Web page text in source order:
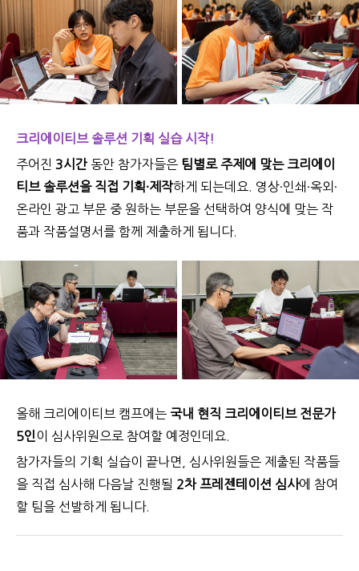
크리에이티브 솔루션 기획 실습 시작!
주어진 3시간 동안 참가자들은 팀별로 주제에 맞는 크리에이
티브 솔루션을 직접 기획·제작하게 되는데요. 영상·인쇄·옥외·
온라인 광고 부문 중 원하는 부문을 선택하여 양식에 맞는 작
품과 작품설명서를 함께 제출하게 됩니다.
올해 크리에이티브 캠프에는 국내 현직 크리에이티브 전문가
5인이 심사위원으로 참여할 예정인데요.
참가자들의 기획 실습이 끝나면, 심사위원들은 제출된 작품들
을 직접 심사해 다음날 진행될 2차 프레젠테이션 심사에 참여
할 팀을 선발하게 됩니다.